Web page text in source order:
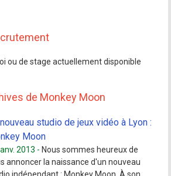
ou de stage actuellement disponible
de Monkey Moon
studio de jeux vidéo à Lyon :
Moon
2013 - Nous sommes heureux de
annoncer la naissance d'un nouveau